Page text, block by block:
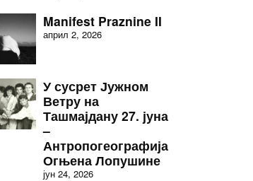
Manifest Praznine II
април 2, 2026
У сусрет Јужном
Ветру на
Ташмајдану 27. јуна
–
Антропогеографија
Огњена Лопушине
јун 24, 2026